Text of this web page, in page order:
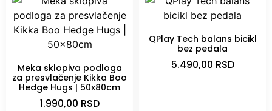
Meka sklopiva podloga
za presvlačenje Kikka Boo
Hedge Hugs | 50x80cm
1.990,00 RSD
QPlay Tech balans bicikl
bez pedala
5.490,00 RSD